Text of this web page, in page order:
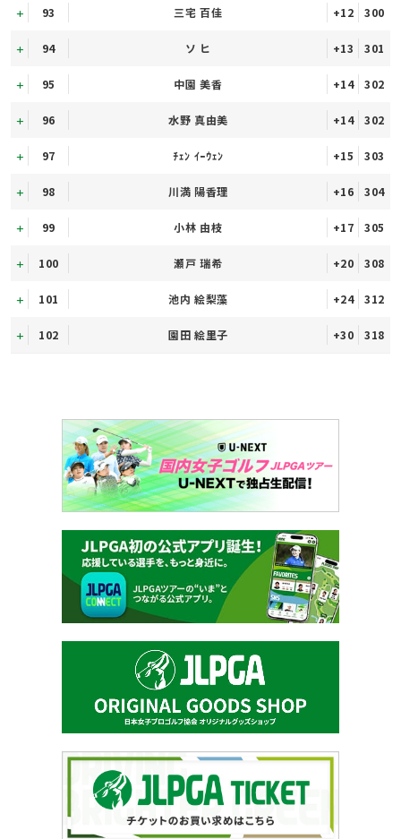
93 三宅 百佳 +12 300
94 ソ ヒ +13 301
95 中園 美香 +14 302
96 水野 真由美 +14 302
97 ﾁｪﾝ ｲｰｳｪﾝ +15 303
98 川満 陽香理 +16 304
99 小林 由枝 +17 305
100 瀬戸 瑞希 +20 308
101 池内 絵梨藻 +24 312
102 園田 絵里子 +30 318